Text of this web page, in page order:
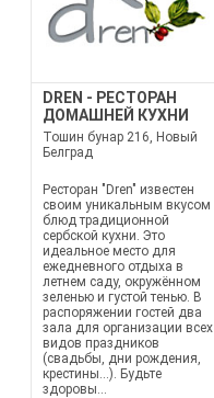
DREN - РЕСТОРАН
ДОМАШНЕЙ КУХНИ
Тошин бунар 216, Новый
Белград
Ресторан "Dren" известен
своим уникальным вкусом
блюд традиционной
сербской кухни. Это
идеальное место для
ежедневного отдыха в
летнем саду, окружённом
зеленью и густой тенью. В
распоряжении гостей два
зала для организации всех
видов праздников
(свадьбы, дни рождения,
крестины...). Будьте
здоровы...